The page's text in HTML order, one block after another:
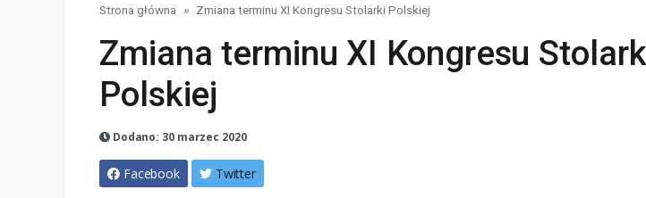
Strona główna Zmiana terminu XI Kongresu Stolarki Polskiej
Zmiana terminu XI Kongresu
Polskiej
Dodano: 30 marzec 2020
Facebook Twitter